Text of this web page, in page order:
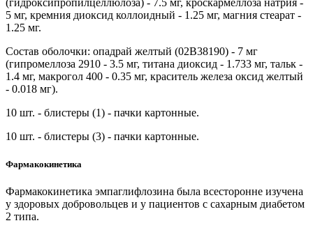
(гидроксипропилцеллюлоза) - 7.5 мг, кроскармеллоза натрия -
5 мг, кремния диоксид коллоидный - 1.25 мг, магния стеарат -
1.25 мг.
Состав оболочки: опадрай желтый (02B38190) - 7 мг
(гипромеллоза 2910 - 3.5 мг, титана диоксид - 1.733 мг, тальк -
1.4 мг, макрогол 400 - 0.35 мг, краситель железа оксид желтый
- 0.018 мг).
10 шт. - блистеры (1) - пачки картонные.
10 шт. - блистеры (3) - пачки картонные.
Фармакокинетика
Фармакокинетика эмпаглифлозина была всесторонне изучена
у здоровых добровольцев и у пациентов с сахарным диабетом
2 типа.